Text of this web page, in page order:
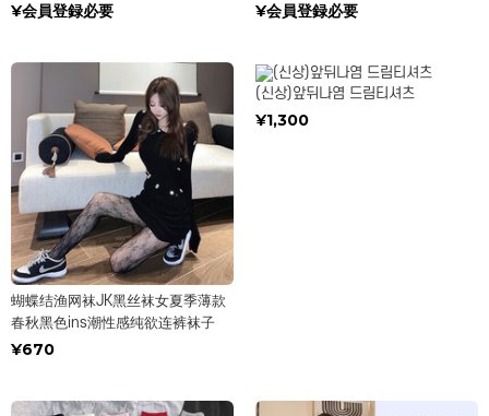
¥会員登録必要 ¥会員登録必要
蝴蝶结渔网袜JK黑丝袜女夏季薄款
春秋黑色ins潮性感纯欲连裤袜子
¥670
(신상)앞뒤나염 드림티셔츠
¥1,300